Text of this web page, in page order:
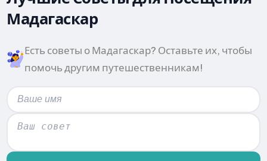
Мадагаскар
Есть советы о Мадагаскар? Оставьте их, чтобы
помочь другим путешественникам!